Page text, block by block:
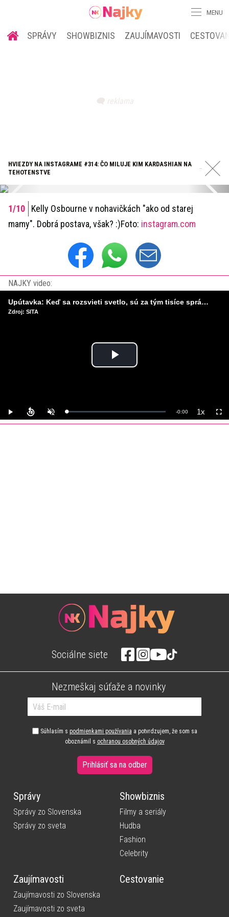
MENU
SPRÁVY SHOWBIZNIS ZAUJÍMAVOSTI
HVIEZDY NA INSTAGRAME #314: ČO MILUJE KIM KARDASHIAN NA
TEHOTENSTVE
Kelly Osbourne v nohavičkách "ako od starej
mamy". Dobrá postava, však? :)Foto: instagram.com
NAJKY video:
Play
Play UnmuteLoaded:
0%
Remaining
-0:00 1xPlayback
Rate
Upútavka: Keď sa rozsvieti svetlo, sú za tým tisíce správnych rozhodnutí. Ako vzniká infraštruktúra, ktorú nevnímame?
Zdroj: SITA
Sociálne siete
Nezmeškaj súťaže a novinky
Súhlasím s podmienkami používania a potvrdzujem, že som sa
oboznámil s ochranou osobných údajov
Prihlásiť sa na odber
Správy
Správy zo Slovenska
Správy zo sveta
Showbiznis
Filmy a seriály
Hudba
Fashion
Celebrity
Zaujímavosti
Zaujímavosti zo Slovenska
Zaujímavosti zo sveta
Cestovanie